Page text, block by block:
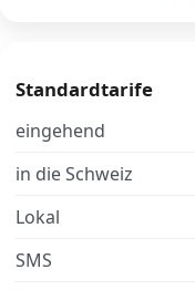
Über uns
Datenschutz
Standardtarife
eingehend
in die Schweiz
Lokal
SMS